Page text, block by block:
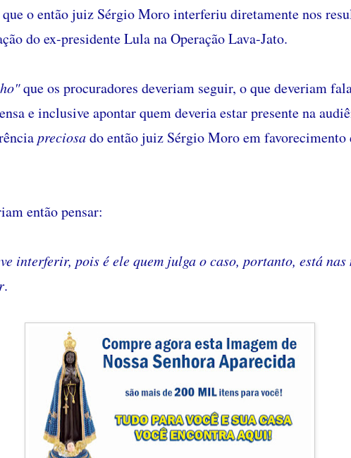
o então juiz Sérgio Moro interferiu diretamente nos
do ex-presidente Lula na Operação Lava-Jato.
que os procuradores deveriam seguir, o que deveriam
e inclusive apontar quem deveria estar presente na
preciosado então juiz Sérgio Moro em favorecimento
então pensar:
interferir, pois é ele quem julga o caso, portanto, está nas
.